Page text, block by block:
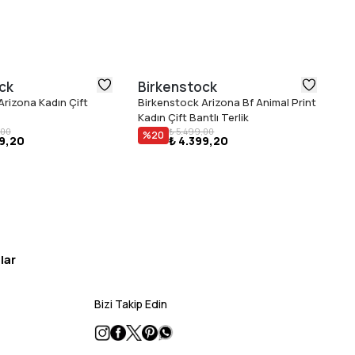
Kadın Çift
Birkenstock
Birkenstock Arizona Bf Animal Print
Kadın Çift Bantlı Terlik
%20 ₺ 5.499,00
₺ 4.399,20
Bizi Takip Edin